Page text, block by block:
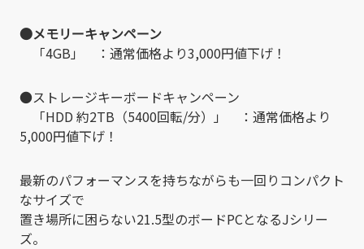
●メモリーキャンペーン
「4GB」 ：通常価格より3,000円値下げ！
●ストレージキーボードキャンペーン
「HDD 約2TB（5400回転/分）」 ：通常価格より
5,000円値下げ！
最新のパフォーマンスを持ちながらも一回りコンパクト
なサイズで
置き場所に困らない21.5型のボードPCとなるJシリー
ズ。